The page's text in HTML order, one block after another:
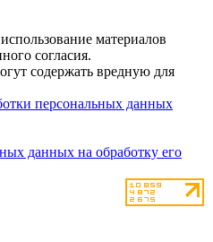
материалов
согласия.
содержать вредную для
персональных данных
данных на обработку его